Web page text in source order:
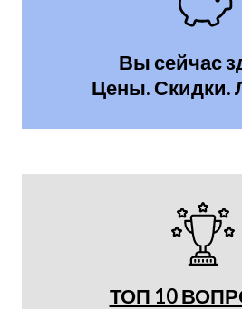
Вы сейчас
Цены. Скидки.
ТОП 10